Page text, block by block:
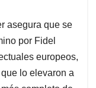
asegura que se
por Fidel
europeos,
lo elevaron a